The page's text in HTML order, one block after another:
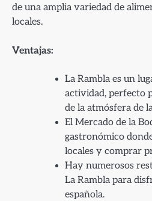
de una amplia variedad de
locales.
Ventajas:
La Rambla es un
actividad, perfecto
de la atmósfera de
El Mercado de la
gastronómico
locales y comprar
Hay numerosos
La Rambla para
española.